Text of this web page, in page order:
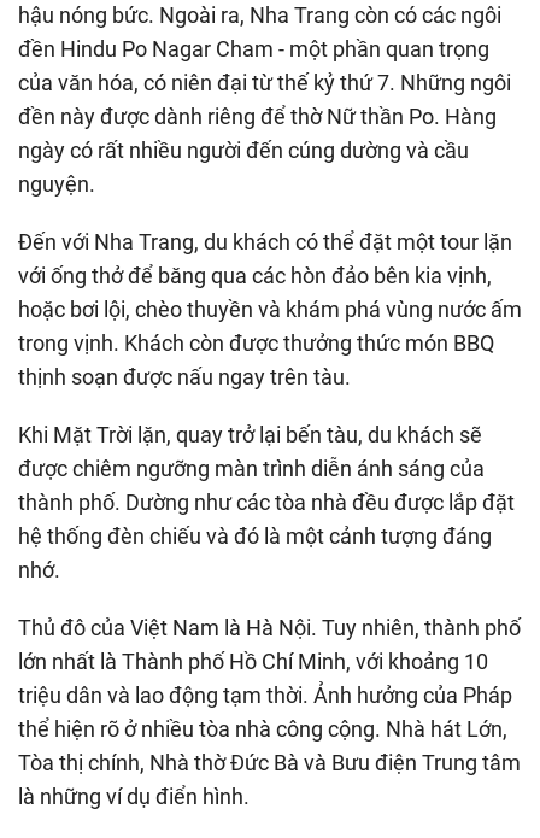
hậu nóng bức. Ngoài ra, Nha Trang còn có các ngôi
đền Hindu Po Nagar Cham - một phần quan trọng
của văn hóa, có niên đại từ thế kỷ thứ 7. Những ngôi
đền này được dành riêng để thờ Nữ thần Po. Hàng
ngày có rất nhiều người đến cúng dường và cầu
nguyện.
Đến với Nha Trang, du khách có thể đặt một tour lặn
với ống thở để băng qua các hòn đảo bên kia vịnh,
hoặc bơi lội, chèo thuyền và khám phá vùng nước ấm
trong vịnh. Khách còn được thưởng thức món BBQ
thịnh soạn được nấu ngay trên tàu.
Khi Mặt Trời lặn, quay trở lại bến tàu, du khách sẽ
được chiêm ngưỡng màn trình diễn ánh sáng của
thành phố. Dường như các tòa nhà đều được lắp đặt
hệ thống đèn chiếu và đó là một cảnh tượng đáng
nhớ.
Thủ đô của Việt Nam là Hà Nội. Tuy nhiên, thành phố
lớn nhất là Thành phố Hồ Chí Minh, với khoảng 10
triệu dân và lao động tạm thời. Ảnh hưởng của Pháp
thể hiện rõ ở nhiều tòa nhà công cộng. Nhà hát Lớn,
Tòa thị chính, Nhà thờ Đức Bà và Bưu điện Trung tâm
là những ví dụ điển hình.